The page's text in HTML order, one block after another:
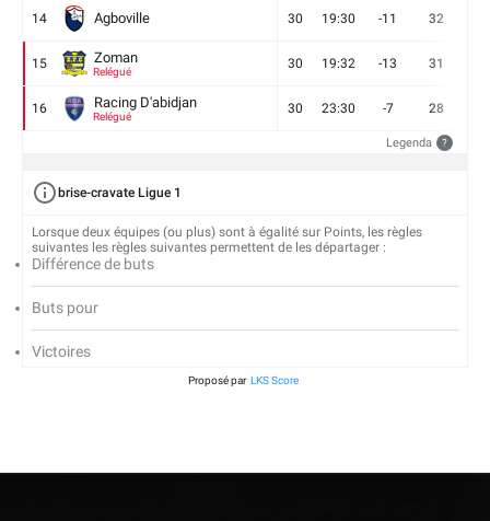
14 Agboville 30 19:30 -11 32
15 Zoman
Relégué
30 19:32 -13 31
16 Racing D'abidjan
Relégué
30 23:30 -7 28
Legenda ?
brise-cravate Ligue 1
Lorsque deux équipes (ou plus) sont à égalité sur Points, les règles
suivantes les règles suivantes permettent de les départager :
Différence de buts
Buts pour
Victoires
Proposé par LKS Score